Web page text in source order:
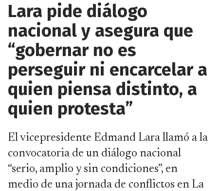
Lara pide diálogo
nacional y asegura que
“gobernar no es
perseguir ni encarcelar a
quien piensa distinto, a
quien protesta”
El vicepresidente Edmand Lara llamó a la
convocatoria de un diálogo nacional
“serio, amplio y sin condiciones”, en
medio de una jornada de conflictos en La